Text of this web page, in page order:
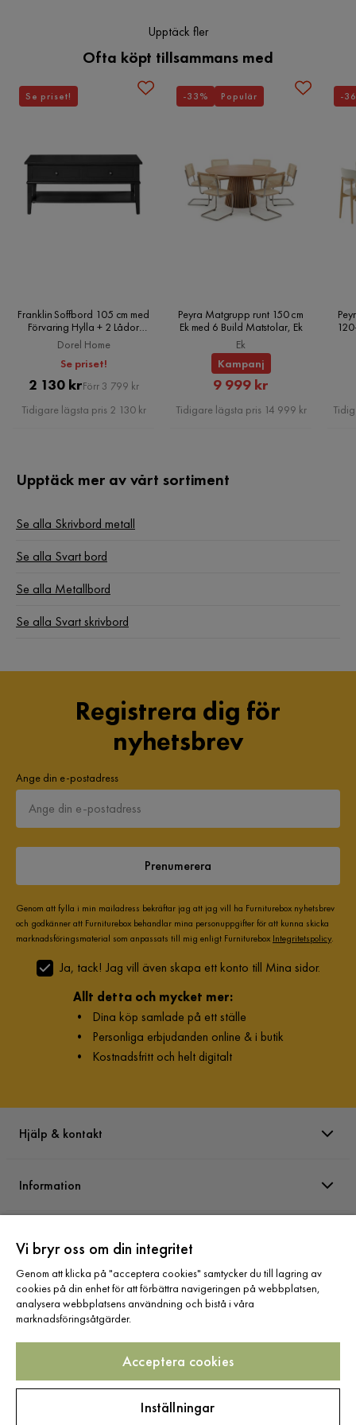
Kabelhantering
Övrigt
Rektangulär
Färgnamn
Färg ben
Montering krävs
Serie
Upptäck fler
Ofta köpt tillsammans med
Franklin Soffbord 105 cm med
Förvaring Hylla + 2 Lådor
Svart, Dorel Home
Dorel Home
Se priset!
Pris
2 130 krOriginal
Pris
Förr 3 799 kr
Tidigare lägsta pris 2 130 kr
Se priset!
Peyra Matgrupp runt 150 cm
Ek med 6 Build Matstolar, Ek
Ek
Kampanj
Rabatterat
Pris
9 999 kr
Tidigare lägsta pris 14 999 kr
-33% Populär -
Upptäck mer av vårt sortiment
Se alla Skrivbord metall
Se alla Svart bord
Se alla Metallbord
Se alla Svart skrivbord
Registrera dig för
nyhetsbrev
Ange din e-postadress
Prenumerera
Genom att fylla i min mailadress bekräftar jag att jag vill ha Furniturebox nyhetsbrev
och godkänner att Furniturebox behandlar mina personuppgifter för att kunna skicka
marknadsföringsmaterial som anpassats till mig enligt Furniturebox Integritetspolicy.
Ja, tack! Jag vill även skapa ett konto till Mina sidor.
Allt detta och mycket mer:
• Dina köp samlade på ett ställe
• Personliga erbjudanden online & i butik
• Kostnadsfritt och helt digitalt
Hjälp & kontakt
Information
Sortiment
Följ oss
Vi bryr oss om din integritet
Genom att klicka på "acceptera cookies" samtycker du till lagring av
cookies på din enhet för att förbättra navigeringen på webbplatsen,
analysera webbplatsens användning och bistå i våra
marknadsföringsåtgärder.
Acceptera cookies
Inställningar